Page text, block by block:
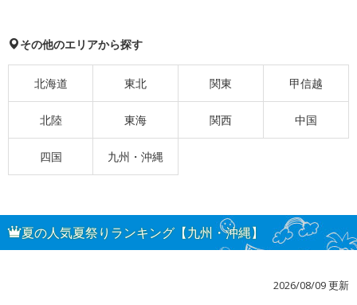
その他のエリアから探す
北海道 東北 関東 甲信越
北陸 東海 関西 中国
四国 九州・沖縄
夏の人気夏祭りランキング【九州・沖縄】
2026/08/09 更新